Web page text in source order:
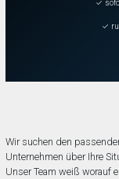
✓
✓
Wir suchen den
Unternehmen über Ihre
Unser Team weiß worauf